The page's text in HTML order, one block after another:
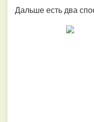
Дальше есть два